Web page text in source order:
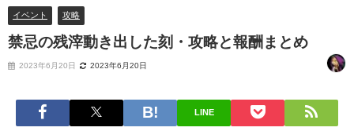
イベント 攻略
禁忌の残滓動き出した刻・攻略と報酬まとめ
2023年6月20日 2023年6月20日
LINE